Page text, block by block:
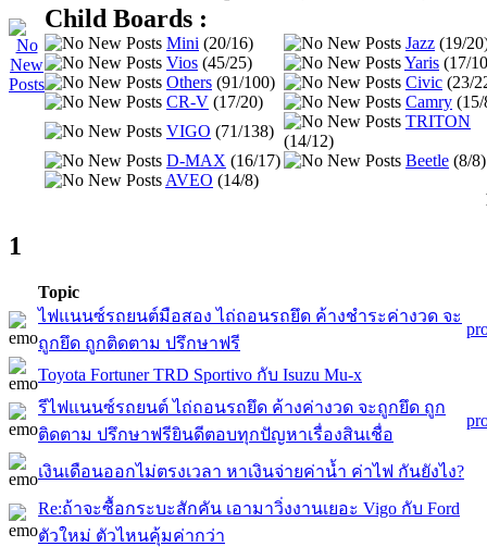
Child Boards :
Mini (20/16) Jazz (19/
Vios (45/25) Yaris (17/
Others (91/100) Civic (23/
CR-V (17/20) Camry (15/
VIGO (71/138)
TRITON
(14/12)
D-MAX (16/17) Beetle (8/8)
AVEO (14/8)
1
Topic
ไฟแนนซ์รถยนต์มือสอง ไถ่ถอนรถยึด ค้างชำระค่างวด จะ
ถูกยึด ถูกติดตาม ปรึกษาฟรี
Toyota Fortuner TRD Sportivo กับ Isuzu Mu-x
รีไฟแนนซ์รถยนต์ ไถ่ถอนรถยึด ค้างค่างวด จะถูกยึด ถูก
ติดตาม ปรึกษาฟรียินดีตอบทุกปัญหาเรื่องสินเชื่อ
เงินเดือนออกไม่ตรงเวลา หาเงินจ่ายค่าน้ำ ค่าไฟ กันยังไง?
Re:ถ้าจะซื้อกระบะสักคัน เอามาวิ่งงานเยอะ Vigo กับ Ford
ตัวใหม่ ตัวไหนคุ้มค่ากว่า